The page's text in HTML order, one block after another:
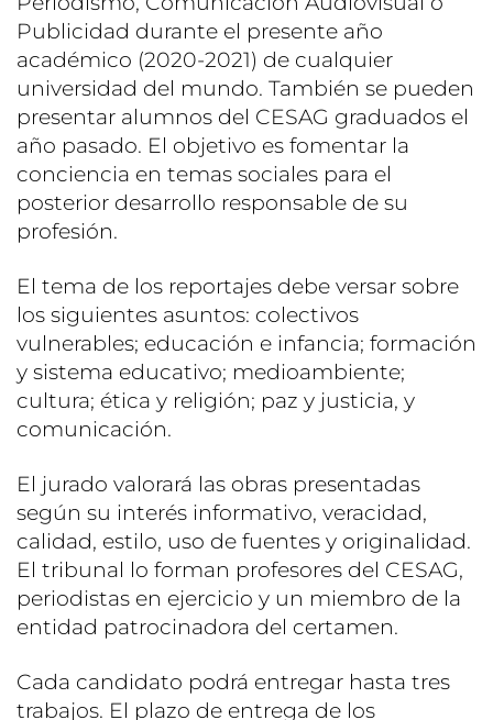
Publicidad durante el presente año
académico (2020-2021) de cualquier
universidad del mundo. También se pueden
presentar alumnos del CESAG graduados el
año pasado. El objetivo es fomentar la
conciencia en temas sociales para el
posterior desarrollo responsable de su
profesión.
El tema de los reportajes debe versar sobre
los siguientes asuntos: colectivos
vulnerables; educación e infancia; formación
y sistema educativo; medioambiente;
cultura; ética y religión; paz y justicia, y
comunicación.
El jurado valorará las obras presentadas
según su interés informativo, veracidad,
calidad, estilo, uso de fuentes y originalidad.
El tribunal lo forman profesores del CESAG,
periodistas en ejercicio y un miembro de la
entidad patrocinadora del certamen.
Cada candidato podrá entregar hasta tres
trabajos. El plazo de entrega de los